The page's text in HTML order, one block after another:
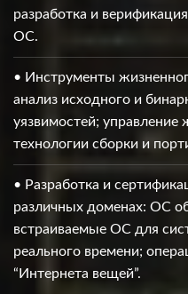
разработка и
ОС.
• Инструменты
анализ исходного и
уязвимостей;
технологии сборки и
• Разработка и
различных доменах: ОС
встраиваемые ОС для
реального времени;
“Интернета вещей”.